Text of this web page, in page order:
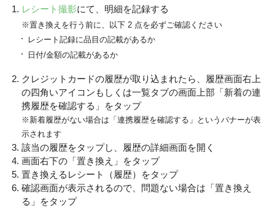
レシート撮影にて、明細を記録する
※置き換えを行う前に、以下 2 点を必ずご確認ください
レシート記録に品目の記載があるか
日付/金額の記載があるか
クレジットカードの履歴が取り込まれたら、履歴画面右上
の四角いアイコンもしくは一覧タブの画面上部「新着の連
携履歴を確認する」をタップ
※新着履歴がない場合は「連携履歴を確認する」というバナーが表
示されます
該当の履歴をタップし、履歴の詳細画面を開く
画面右下の「置き換え」をタップ
置き換えるレシート（履歴）をタップ
確認画面が表示されるので、問題ない場合は「置き換え
る」をタップ